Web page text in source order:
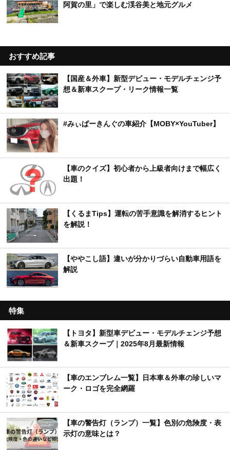
阿賀の里」で楽しむ渓谷美と地元グルメ
おすすめ記事
【国産＆外車】新型デビュー・モデルチェンジ予
想＆新車スクープ・リーク情報一覧
#みぃぱーきんぐの車紹介【MOBY×YouTuber】
【車のクイズ】初心者から上級者向けまで幅広く
出題！
【くるまTips】運転の苦手意識を解消するヒント
を解説！
【ややこし語】違いが分かりづらい自動車用語を
解説
特集
【トヨタ】新型車デビュー・モデルチェンジ予想
＆新車スクープ｜2025年8月最新情報
【車のエンブレム一覧】日本車＆外車の珍しいマ
ーク・ロゴを完全網羅
【車の警告灯（ランプ）一覧】色別の危険度・表
示灯の意味とは？